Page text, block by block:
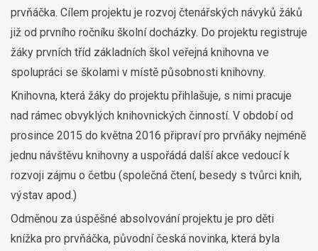
prvňáčka. Cílem projektu je rozvoj čtenářských návyků žáků
již od prvního ročníku školní docházky. Do projektu registruje
žáky prvních tříd základních škol veřejná knihovna ve
spolupráci se školami v místě působnosti knihovny.
Knihovna, která žáky do projektu přihlašuje, s nimi pracuje
nad rámec obvyklých knihovnických činností. V období od
prosince 2015 do května 2016 připraví pro prvňáky nejméně
jednu návštěvu knihovny a uspořádá další akce vedoucí k
rozvoji zájmu o četbu (společná čtení, besedy s tvůrci knih,
výstav apod.)
Odměnou za úspěšné absolvování projektu je pro děti
knížka pro prvňáčka, původní česká novinka, která byla